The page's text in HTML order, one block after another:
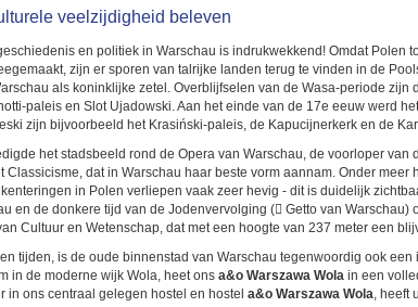
veelzijdigheid beleven
en politiek in Warschau is indrukwekkend! Omdat
zijn er sporen van talrijke landen terug te vinden in de
als koninklijke zetel. Overblijfselen van de Wasa-periode
paleis en Slot Ujadowski. Aan het einde van de 17e eeuw werd
zijn bijvoorbeeld het Krasiński-paleis, de Kapucijnerkerk en de
het stadsbeeld rond de Opera van Warschau, de voorloper
dat in Warschau haar beste vorm aannam. Onder
in Polen verliepen vaak zeer hevig - dit is duidelijk
en de donkere tijd van de Jodenvervolging ( Getto van
Cultuur en Wetenschap, dat met een hoogte van 237 meter een
tijden, is de oude binnenstad van Warschau tegenwoordig ook
in de moderne wijk Wola, heet ons a&o Warszawa Wola in een
ons centraal gelegen hostel en hostel a&o Warszawa Wola, heeft